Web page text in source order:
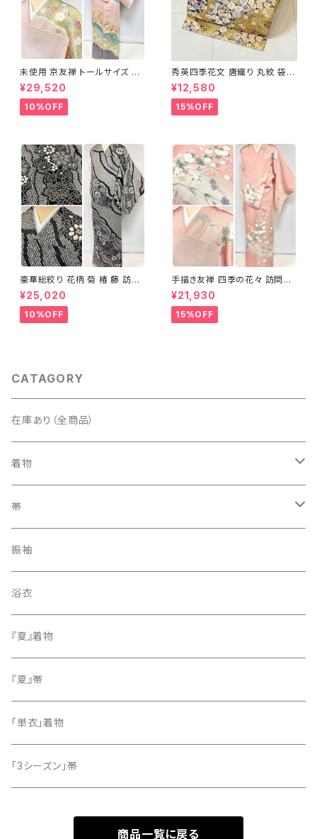
未使用 京友禅 トールサイズ 染
め分け 金彩 訪問着 袷 正絹 ピ
ンク 黄緑 紫 黄色 1438
¥29,520
10%OFF
秀英四季花文 唐織り 丸紋 袋帯
正絹 金糸 ゴールド 紺 ピンク 7
05
¥12,580
15%OFF
豪華総絞り 花柄 菊 椿 藤 訪問
着 鹿の子絞り ラメ 正絹 黒 白
グレー 1435
¥25,020
10%OFF
手描き友禅 四季の花々 訪問着
袷 正絹 サーモンピンク クリー
ム 白 桃花色 1434
¥21,930
15%OFF
CATAGORY
在庫あり（全商品）
着物
訪問着・付下げ
紬
色無地
小紋
留袖
帯
袋帯
名古屋帯
振袖
浴衣
『夏』着物
『夏』帯
「単衣」着物
「3シーズン」帯
商品一覧に戻る